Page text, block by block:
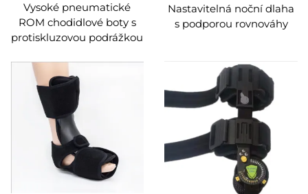
Vysoké pneumatické
ROM chodidlové boty s
protiskluzovou podrážkou
Nastavitelná noční dlaha
s podporou rovnováhy